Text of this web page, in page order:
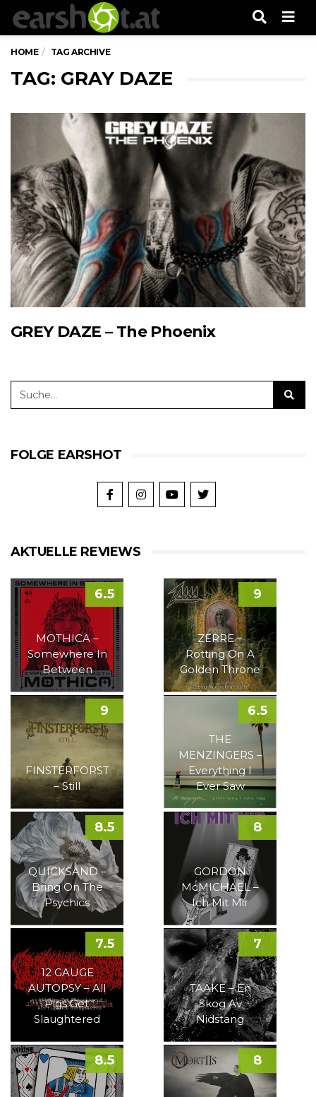
HOME TAG ARCHIVE
TAG: GRAY DAZE
GREY DAZE – The Phoenix
FOLGE EARSHOT
AKTUELLE REVIEWS
MOTHICA –
Somewhere In
Between
6.5
ZERRE –
Rotting On A
Golden Throne
9
FINSTERFORST
– Still
9
THE
MENZINGERS –
Everything I
Ever Saw
6.5
QUICKSAND –
Bring On The
Psychics
8.5
GORDON
McMICHAEL –
Ich Mit Mir
8
12 GAUGE
AUTOPSY – All
Pigs Get
Slaughtered
7.5
TAAKE – En
Skog Av
Nidstang
7
8.5 8